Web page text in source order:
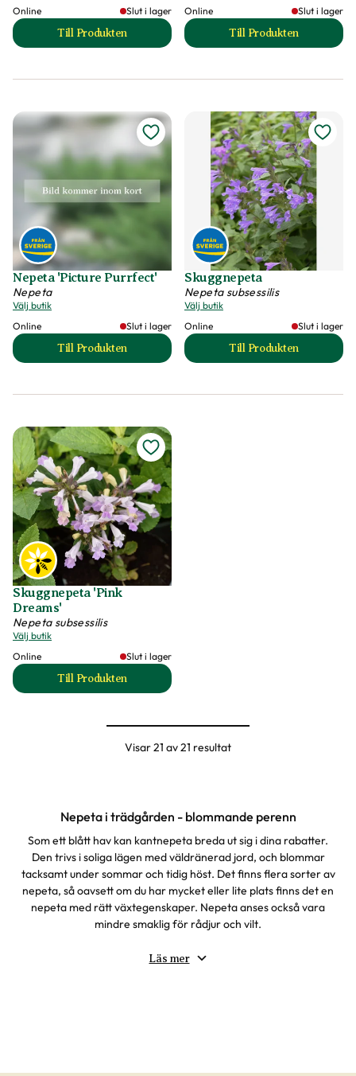
Online
Slut i lager
Till Produkten
till Kantnepeta 'Six Hills Gold' produktsida
Online
Slut i lager
Till Produkten
till Kantnepeta
Nepeta 'Picture Purrfect'
Nepeta
Välj butik
Online
Slut i lager
Till Produkten
till Nepeta 'Picture Purrfect' produktsida
Skuggnepeta
Nepeta subsessilis
Välj butik
Online
Slut i lager
Till Produkten
till Skuggnepeta
Skuggnepeta 'Pink
Dreams'
Nepeta subsessilis
Välj butik
Online
Slut i lager
Till Produkten
till Skuggnepeta 'Pink Dreams' produktsida
Visar 21 av 21 resultat
Nepeta i trädgården - blommande perenn
Som ett blått hav kan kantnepeta breda ut sig i dina rabatter.
Den trivs i soliga lägen med väldränerad jord, och blommar
tacksamt under sommar och tidig höst. Det finns flera sorter av
nepeta, så oavsett om du har mycket eller lite plats finns det en
nepeta med rätt växtegenskaper. Nepeta anses också vara
mindre smaklig för rådjur och vilt.
Läs mer